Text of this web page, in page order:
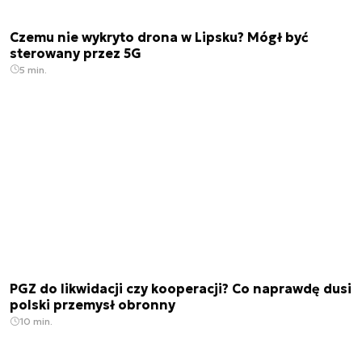
Czemu nie wykryto drona w Lipsku? Mógł być
sterowany przez 5G
5 min.
PGZ do likwidacji czy kooperacji? Co naprawdę dusi
polski przemysł obronny
10 min.